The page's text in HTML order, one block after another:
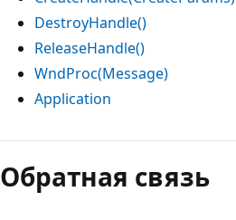
DestroyHandle()
ReleaseHandle()
WndProc(Message)
Application
Режим
чтения
выключен
Обратная связь